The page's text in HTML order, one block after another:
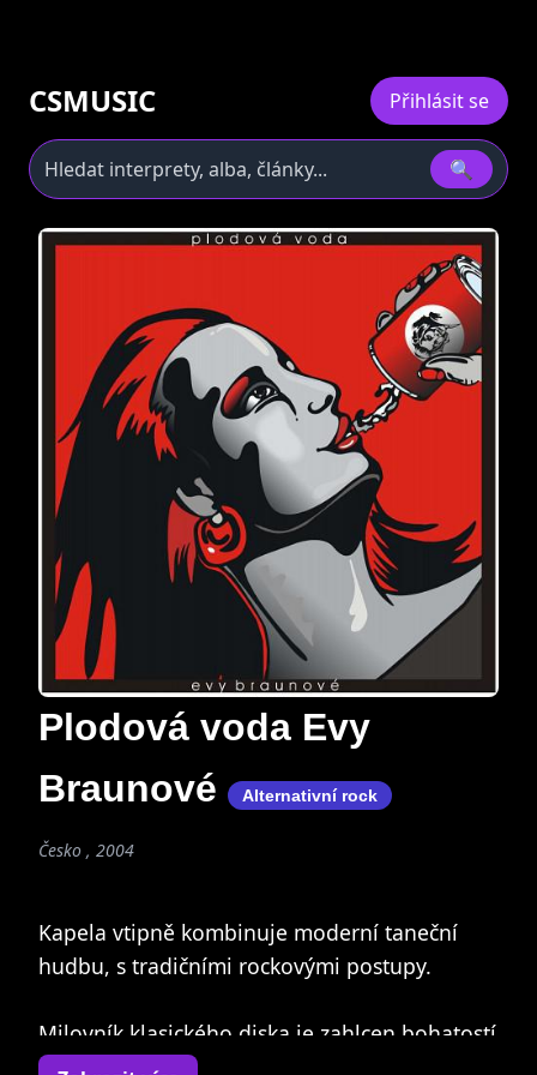
CSMUSIC Přihlásit se
🔍
Plodová voda Evy
Braunové
Alternativní rock
Česko , 2004
Kapela vtipně kombinuje moderní taneční
hudbu, s tradičními rockovými postupy.
Milovník klasického diska je zahlcen bohatostí
motivů, střídaných ostrými kytarovými riffy, ze